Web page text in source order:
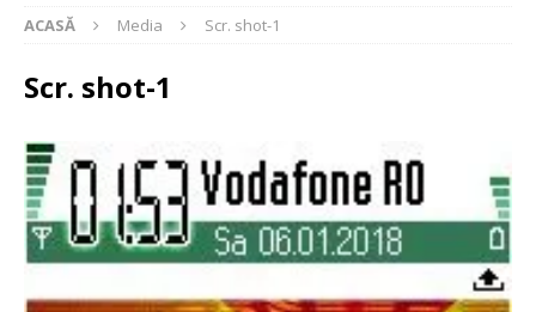
ACASĂ Media Scr. shot-1
Scr. shot-1